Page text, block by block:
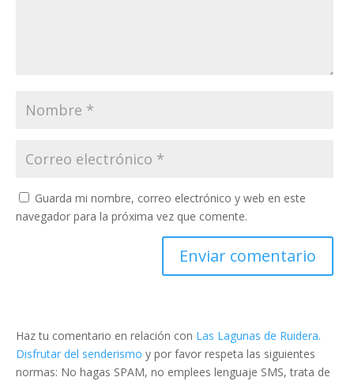
Guarda mi nombre, correo electrónico y web en este
navegador para la próxima vez que comente.
Haz tu comentario en relación con Las Lagunas de Ruidera.
Disfrutar del senderismo y por favor respeta las siguientes
normas: No hagas SPAM, no emplees lenguaje SMS, trata de